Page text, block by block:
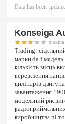
Data has been
Konseiga
burkina
Trading:
марки da f модель
кількість місць
перевезення
циліндрів
завантаження
модельний рік
виробництва nl